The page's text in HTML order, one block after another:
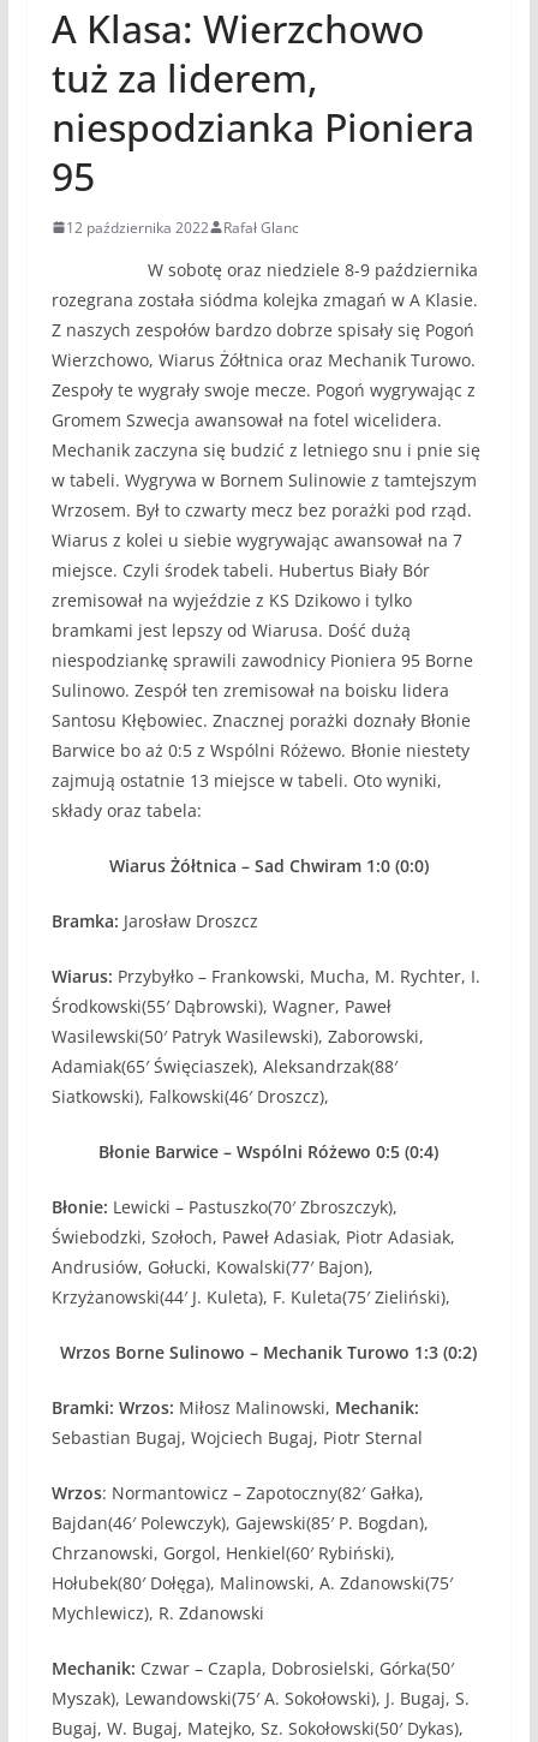
A Klasa: Wierzchowo
tuż za liderem,
niespodzianka Pioniera
95
12 października 2022 Rafał Glanc
W sobotę oraz niedziele 8-9 października
rozegrana została siódma kolejka zmagań w A Klasie.
Z naszych zespołów bardzo dobrze spisały się Pogoń
Wierzchowo, Wiarus Żółtnica oraz Mechanik Turowo.
Zespoły te wygrały swoje mecze. Pogoń wygrywając z
Gromem Szwecja awansował na fotel wicelidera.
Mechanik zaczyna się budzić z letniego snu i pnie się
w tabeli. Wygrywa w Bornem Sulinowie z tamtejszym
Wrzosem. Był to czwarty mecz bez porażki pod rząd.
Wiarus z kolei u siebie wygrywając awansował na 7
miejsce. Czyli środek tabeli. Hubertus Biały Bór
zremisował na wyjeździe z KS Dzikowo i tylko
bramkami jest lepszy od Wiarusa. Dość dużą
niespodziankę sprawili zawodnicy Pioniera 95 Borne
Sulinowo. Zespół ten zremisował na boisku lidera
Santosu Kłębowiec. Znacznej porażki doznały Błonie
Barwice bo aż 0:5 z Wspólni Różewo. Błonie niestety
zajmują ostatnie 13 miejsce w tabeli. Oto wyniki,
składy oraz tabela:
Wiarus Żółtnica – Sad Chwiram 1:0 (0:0)
Bramka: Jarosław Droszcz
Wiarus: Przybyłko – Frankowski, Mucha, M. Rychter, I.
Środkowski(55′ Dąbrowski), Wagner, Paweł
Wasilewski(50′ Patryk Wasilewski), Zaborowski,
Adamiak(65′ Święciaszek), Aleksandrzak(88′
Siatkowski), Falkowski(46′ Droszcz),
Błonie Barwice – Wspólni Różewo 0:5 (0:4)
Błonie: Lewicki – Pastuszko(70′ Zbroszczyk),
Świebodzki, Szołoch, Paweł Adasiak, Piotr Adasiak,
Andrusiów, Gołucki, Kowalski(77′ Bajon),
Krzyżanowski(44′ J. Kuleta), F. Kuleta(75′ Zieliński),
Wrzos Borne Sulinowo – Mechanik Turowo 1:3 (0:2)
Bramki: Wrzos: Miłosz Malinowski, Mechanik:
Sebastian Bugaj, Wojciech Bugaj, Piotr Sternal
Wrzos: Normantowicz – Zapotoczny(82′ Gałka),
Bajdan(46′ Polewczyk), Gajewski(85′ P. Bogdan),
Chrzanowski, Gorgol, Henkiel(60′ Rybiński),
Hołubek(80′ Dołęga), Malinowski, A. Zdanowski(75′
Mychlewicz), R. Zdanowski
Mechanik: Czwar – Czapla, Dobrosielski, Górka(50′
Myszak), Lewandowski(75′ A. Sokołowski), J. Bugaj, S.
Bugaj, W. Bugaj, Matejko, Sz. Sokołowski(50′ Dykas),